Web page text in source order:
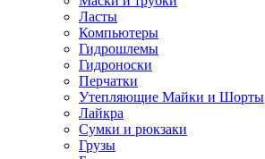
Ласты
Компьютеры
Гидрошлемы
Гидроноски
Перчатки
Утепляющие Майки и Шорты
Лайкра
Сумки и рюкзаки
Грузы